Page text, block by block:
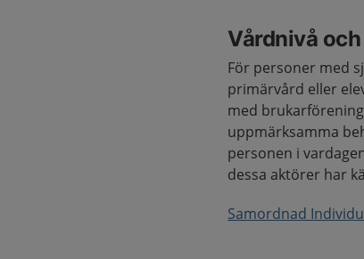
Vårdnivå
För personer med
primärvård eller
med
uppmärksamma
personen i
dessa aktörer har
Samordnad